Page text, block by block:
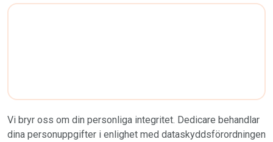
Vi bryr oss om din personliga integritet. Dedicare behandlar
dina personuppgifter i enlighet med dataskyddsförordningen